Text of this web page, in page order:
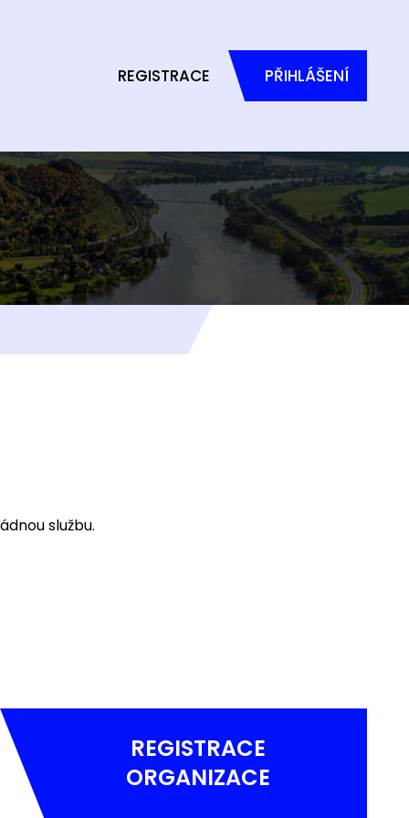
REGISTRACE PŘIHLÁŠENÍ
službu.
REGISTRACE
ORGANIZACE